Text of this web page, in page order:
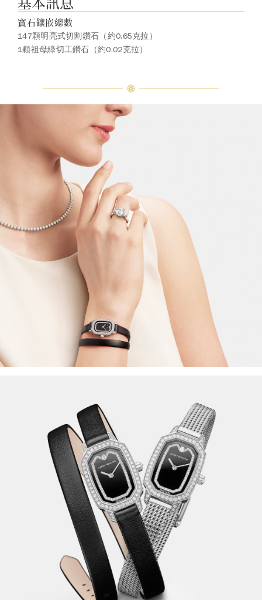
寶石鑲嵌總數
147顆明亮式切割鑽石（約0.65克拉）
1顆祖母綠切工鑽石（約0.02克拉）